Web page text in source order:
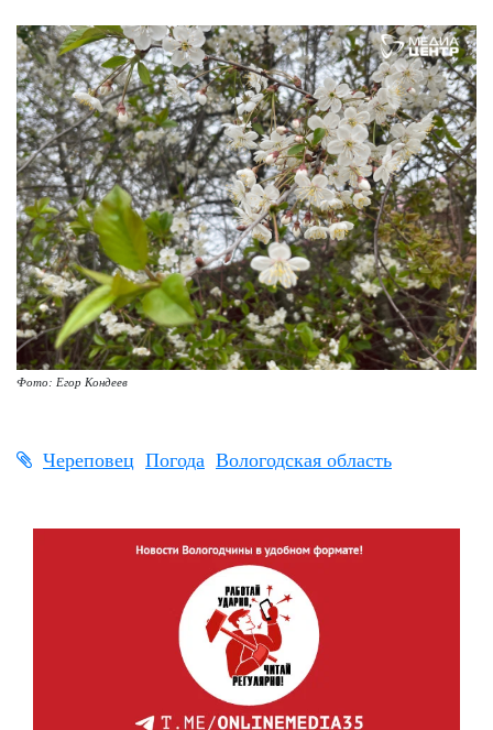
Фото: Егор Кондеев
Череповец Погода Вологодская область